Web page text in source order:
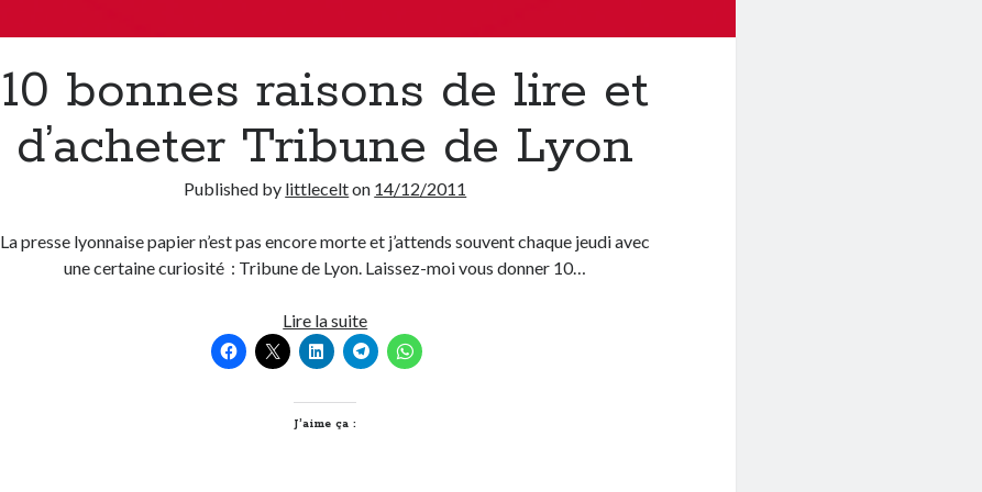
10 bonnes raisons de lire et
d’acheter Tribune de Lyon
Published by littlecelton 14/12/2011
La presse lyonnaise papier n’est pas encore morte et j’attends souvent chaque jeudi avec
une certaine curiosité : Tribune de Lyon. Laissez-moi vous donner 10…
Lire la suite10
bonnes
raisons
J’aime ça :